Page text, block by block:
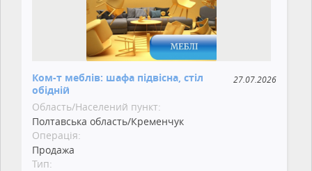
Ком-т меблів: шафа підвісна, стіл
обідній
27.07.2026
Область/Населений пункт:
Полтавська область/Кременчук
Операція:
Продажа
Тип: